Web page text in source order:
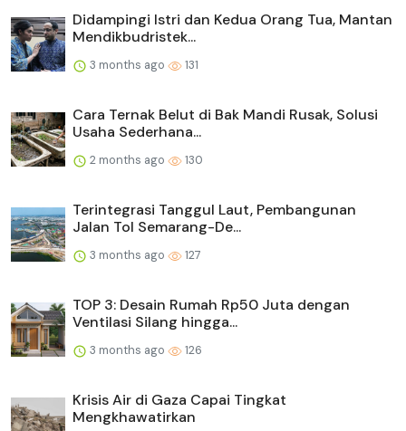
Didampingi Istri dan Kedua Orang Tua, Mantan
Mendikbudristek...
3 months ago 131
Cara Ternak Belut di Bak Mandi Rusak, Solusi
Usaha Sederhana...
2 months ago 130
Terintegrasi Tanggul Laut, Pembangunan
Jalan Tol Semarang-De...
3 months ago 127
TOP 3: Desain Rumah Rp50 Juta dengan
Ventilasi Silang hingga...
3 months ago 126
Krisis Air di Gaza Capai Tingkat
Mengkhawatirkan